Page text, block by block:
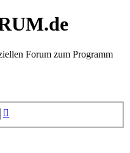
Forum zum Programm